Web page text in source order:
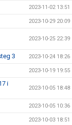
2023-11-02 13:51
2023-10-29 20:09
2023-10-25 22:39
3 2023-10-24 18:26
2023-10-19 19:55
i
2023-10-05 18:48
2023-10-05 10:36
2023-10-03 18:51